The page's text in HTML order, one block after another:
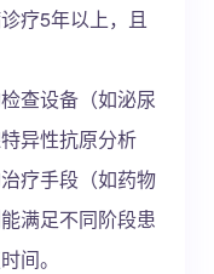
疗5年以上，且
查设备（如泌尿
异性抗原分析
疗手段（如药物
满足不同阶段患
间。